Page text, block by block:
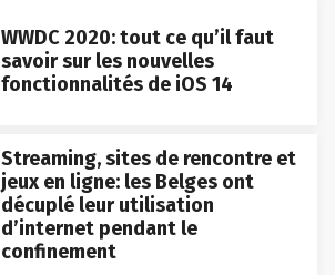
WWDC 2020: tout ce qu’il faut
savoir sur les nouvelles
fonctionnalités de iOS 14
Streaming, sites de rencontre et
jeux en ligne: les Belges ont
décuplé leur utilisation
d’internet pendant le
confinement